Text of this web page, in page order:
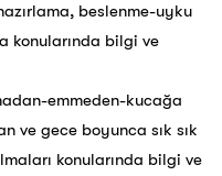
beslenme-uyku
konularında bilgi ve
emmeden-kucağa
ve gece boyunca sık sık
konularında bilgi ve